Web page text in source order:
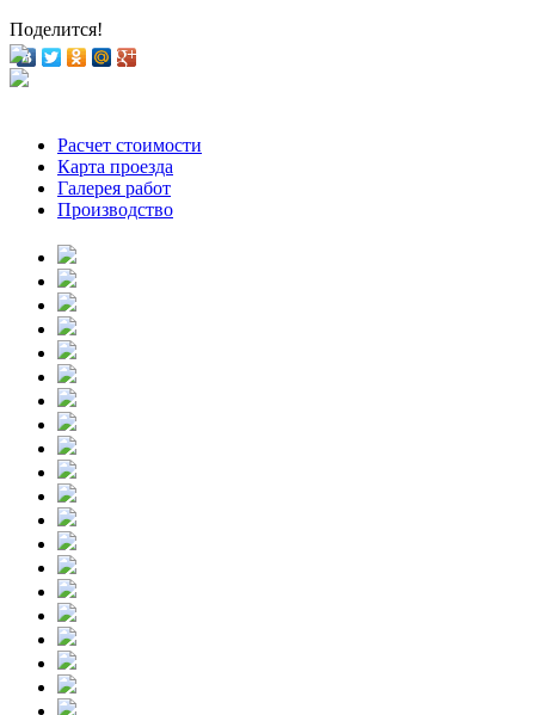
Поделится!
Расчет стоимости
Карта проезда
Галерея работ
Производство